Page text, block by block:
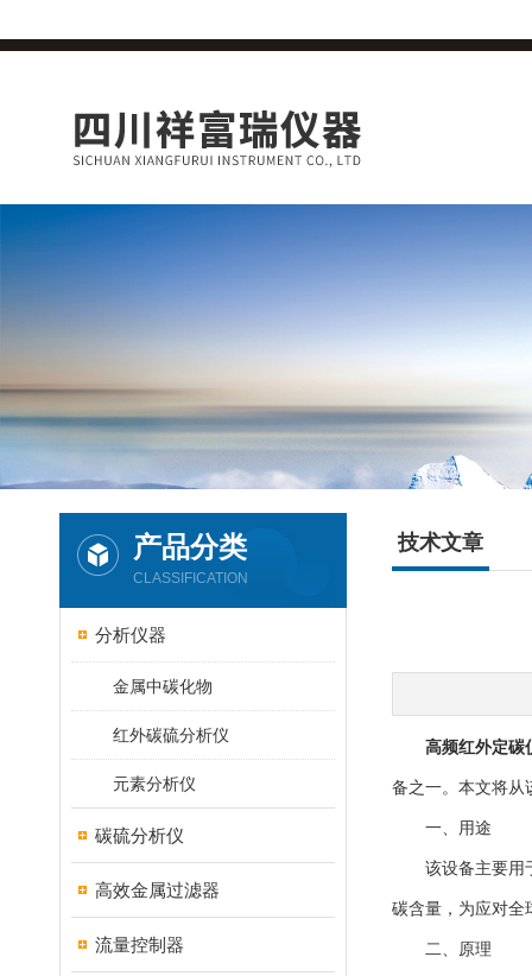
产品分类
CLASSIFICATION
分析仪器
金属中碳化物
红外碳硫分析仪
元素分析仪
碳硫分析仪
高效金属过滤器
流量控制器
技术文章
高频红外定碳
备之一。本文将从
一、用途
该设备主要用于
碳含量，为应对全
二、原理